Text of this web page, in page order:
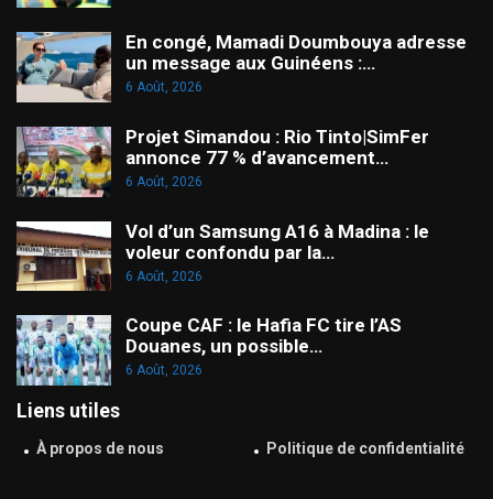
En congé, Mamadi Doumbouya adresse
un message aux Guinéens :…
6 Août, 2026
Projet Simandou : Rio Tinto|SimFer
annonce 77 % d’avancement…
6 Août, 2026
Vol d’un Samsung A16 à Madina : le
voleur confondu par la…
6 Août, 2026
Coupe CAF : le Hafia FC tire l’AS
Douanes, un possible…
6 Août, 2026
Liens utiles
À propos de nous Politique de confidentialité